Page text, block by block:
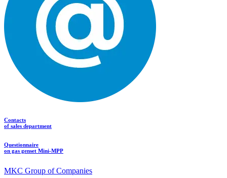
Contacts
of sales department
Questionnaire
on gas genset Mini-MPP
MKC Group of Companies